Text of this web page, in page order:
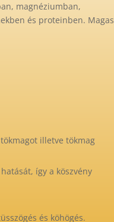
magnéziumban,
és proteinben. Magas
illetve tökmag
így a köszvény
és köhögés.